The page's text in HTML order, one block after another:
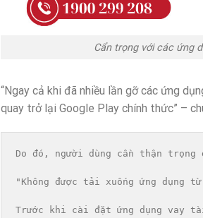
Cẩn trọng với các ứng
“Ngay cả khi đã nhiều lần gỡ các ứng
quay trở lại Google Play chính thức” –
Do đó, người dùng cần thận
"Không được tải xuống ứng dụng
Trước khi cài đặt ứng dụng vay